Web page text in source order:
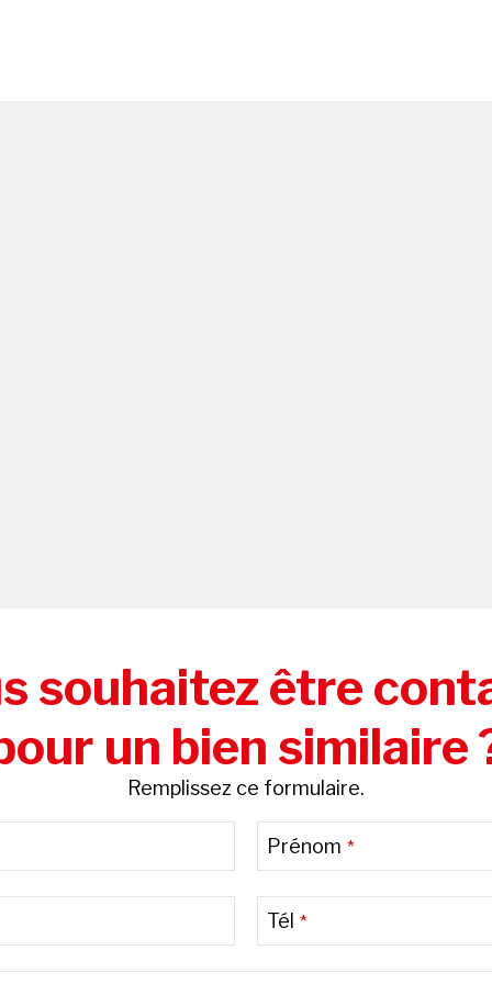
souhaitez être
un bien similaire
Remplissez ce formulaire.
Prénom *
Tél *